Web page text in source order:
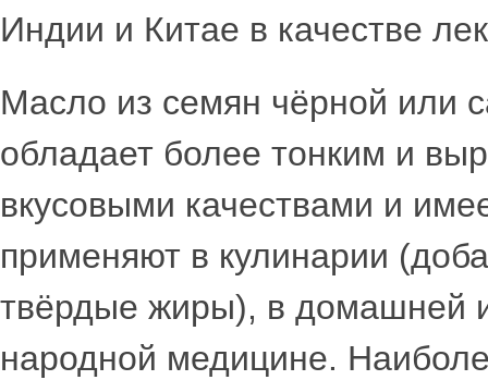
Индии и Китае в качестве
Масло из семян чёрной или
обладает более тонким и
вкусовыми качествами и
применяют в кулинарии
твёрдые жиры), в домашней
народной медицине.